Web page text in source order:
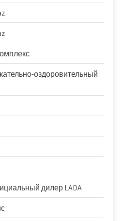
оздоровительный
дилер LADA